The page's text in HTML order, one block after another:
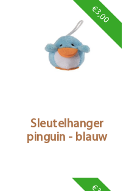
€3,00
Sleutelhanger
pinguin - blauw